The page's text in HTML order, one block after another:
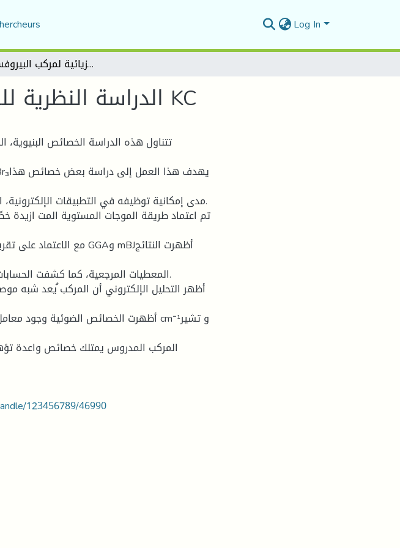
Log In
الدراسة النظرية للخصائص الفيزيائية لمركب البيروفسكايت KC
الدراسة النظرية للخصائص الفيزيائية لمركب البيروفسكايت KC
تتناول هذه الدراسة الخصائص البنيوية،
مدى إمكانية توظيفه في التطبيقات الإلكترونية،
تم اعتماد طريقة الموجات المستوية المت ازيدة
المعطيات المرجعية، كما كشفت
أظهر التحليل الإلكتروني أن المركب ُيعد شبه
المركب المدروس يمتلك خصائص واعدة
123456789/46990